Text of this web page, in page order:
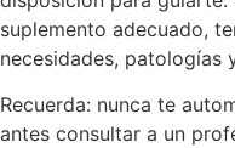
suplemento adecuado,
necesidades, patologías
Recuerda: nunca te
antes consultar a un